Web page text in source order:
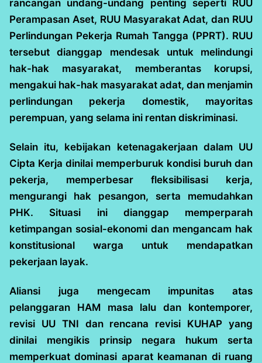
rancangan undang-undang penting seperti RUU
Perampasan Aset, RUU Masyarakat Adat, dan RUU
Perlindungan Pekerja Rumah Tangga (PPRT). RUU
tersebut dianggap mendesak untuk melindungi
hak-hak masyarakat, memberantas korupsi,
mengakui hak-hak masyarakat adat, dan menjamin
perlindungan pekerja domestik, mayoritas
perempuan, yang selama ini rentan diskriminasi.
Selain itu, kebijakan ketenagakerjaan dalam UU
Cipta Kerja dinilai memperburuk kondisi buruh dan
pekerja, memperbesar fleksibilisasi kerja,
mengurangi hak pesangon, serta memudahkan
PHK. Situasi ini dianggap memperparah
ketimpangan sosial-ekonomi dan mengancam hak
konstitusional warga untuk mendapatkan
pekerjaan layak.
Aliansi juga mengecam impunitas atas
pelanggaran HAM masa lalu dan kontemporer,
revisi UU TNI dan rencana revisi KUHAP yang
dinilai mengikis prinsip negara hukum serta
memperkuat dominasi aparat keamanan di ruang